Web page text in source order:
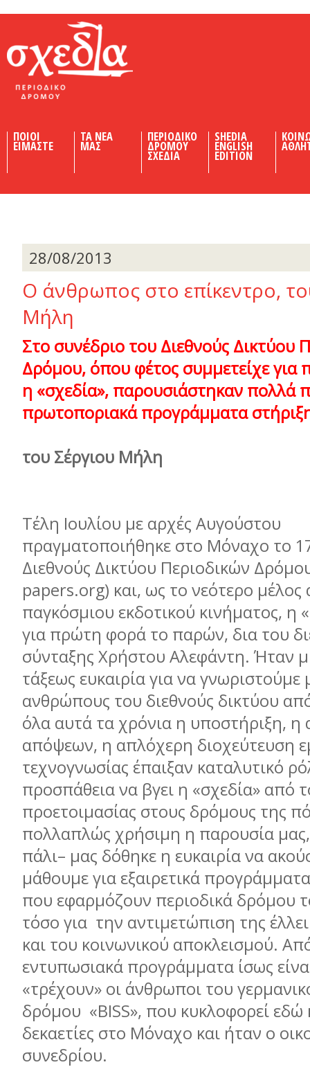
ΠΟΙΟΙ
ΕΙΜΑΣΤΕ
ΤΑ ΝΕΑ
ΜΑΣ
ΠΕΡΙΟΔΙΚΟ
ΔΡΟΜΟΥ
ΣΧΕΔΙΑ
SHEDIA
ENGLISH
EDITION
28/08/2013
Ο άνθρωπος στο επίκεντρο,
Μήλη
Στο συνέδριο του Διεθνούς Δικτύου
Δρόμου, όπου φέτος συμμετείχε για
η «σχεδία», παρουσιάστηκαν πολλά
πρωτοποριακά προγράμματα
του Σέργιου Μήλη
Τέλη Ιουλίου με αρχές Αυγούστου
πραγματοποιήθηκε στο Μόναχο το
Διεθνούς Δικτύου Περιοδικών
papers.org) και, ως το νεότερο μέλος
παγκόσμιου εκδοτικού κινήματος, η
για πρώτη φορά το παρών, δια του
σύνταξης Χρήστου Αλεφάντη. Ήταν
τάξεως ευκαιρία για να γνωριστούμε
ανθρώπους του διεθνούς δικτύου
όλα αυτά τα χρόνια η υποστήριξη, η
απόψεων, η απλόχερη διοχεύτευση
τεχνογνωσίας έπαιξαν καταλυτικό
προσπάθεια να βγει η «σχεδία» από
προετοιμασίας στους δρόμους της
πολλαπλώς χρήσιμη η παρουσία μας,
πάλι– μας δόθηκε η ευκαιρία να
μάθουμε για εξαιρετικά
που εφαρμόζουν περιοδικά δρόμου
τόσο για την αντιμετώπιση της
και του κοινωνικού αποκλεισμού.
εντυπωσιακά προγράμματα ίσως
«τρέχουν» οι άνθρωποι του
δρόμου «BISS», που κυκλοφορεί εδώ
δεκαετίες στο Μόναχο και ήταν ο
συνεδρίου.